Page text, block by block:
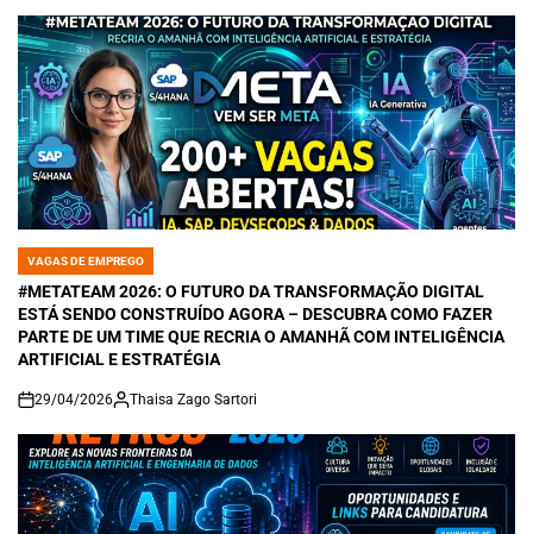
POSTED
IN
VAGAS DE EMPREGO
#METATEAM 2026: O FUTURO DA TRANSFORMAÇÃO DIGITAL
ESTÁ SENDO CONSTRUÍDO AGORA – DESCUBRA COMO FAZER
PARTE DE UM TIME QUE RECRIA O AMANHÃ COM INTELIGÊNCIA
ARTIFICIAL E ESTRATÉGIA
on
29/04/2026 Thaisa Zago Sartori